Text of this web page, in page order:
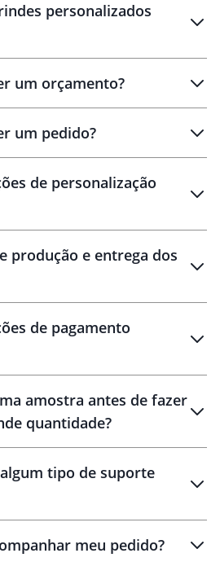
personalizados
personalizados
um orçamento?
brinde
um pedido?
de personalização
produção e entrega dos
brinde
48 horas
de pagamento
amostra antes de fazer
quantidade?
amostras
tipo de suporte
meu pedido?